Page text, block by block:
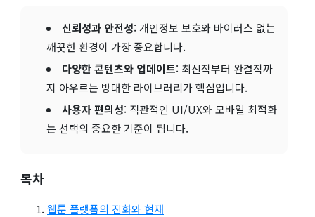
신뢰성과 안전성: 개인정보 보호와 바이러스 없는
깨끗한 환경이 가장 중요합니다.
다양한 콘텐츠와 업데이트: 최신작부터 완결작까
지 아우르는 방대한 라이브러리가 핵심입니다.
사용자 편의성: 직관적인 UI/UX와 모바일 최적화
는 선택의 중요한 기준이 됩니다.
목차
웹툰 플랫폼의 진화와 현재